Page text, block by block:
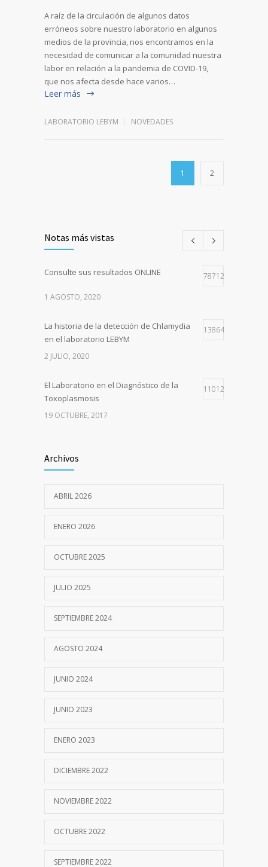
A raíz de la circulación de algunos datos
erróneos sobre nuestro laboratorio en algunos
medios de la provincia, nos encontramos en la
necesidad de comunicar a la comunidad nuestra
labor en relación a la pandemia de COVID-19,
que nos afecta desde hace varios…
Leer más
LABORATORIO LEBYM NOVEDADES
1 2
Notas más vistas
Consulte sus resultados ONLINE 78712
1 AGOSTO, 2020
La historia de la detección de Chlamydia
en el laboratorio LEBYM
13864
2 JULIO, 2020
El Laboratorio en el Diagnóstico de la
Toxoplasmosis
11012
19 OCTUBRE, 2017
INFECCIÓN POR VIRUS EPSTEIN BARR
Turnos para hisopados ONLINE
11 NOVIEMBRE, 2020
Diagnóstico molecular rápido FilmArray-
19 SEPTIEMBRE, 2017
Bordetella pertussis: Diagnóstico de
20 OCTUBRE, 2017
PROCALCITONINA
Archivos
ABRIL 2026
ENERO 2026
OCTUBRE 2025
JULIO 2025
SEPTIEMBRE 2024
AGOSTO 2024
JUNIO 2024
JUNIO 2023
ENERO 2023
DICIEMBRE 2022
NOVIEMBRE 2022
OCTUBRE 2022
SEPTIEMBRE 2022